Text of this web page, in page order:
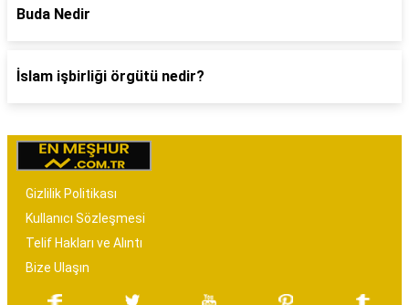
Buda Nedir
İslam işbirliği örgütü nedir?
Gizlilik Politikası
Kullanıcı Sözleşmesi
Telif Hakları ve Alıntı
Bize Ulaşın